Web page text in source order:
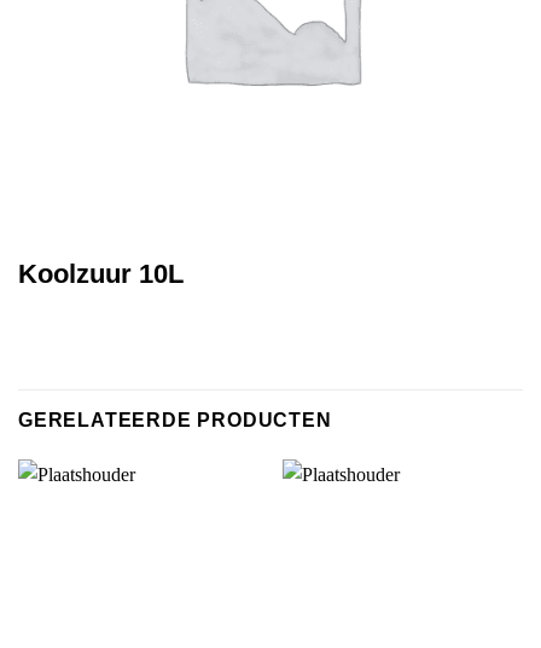
Koolzuur 10L
GERELATEERDE PRODUCTEN